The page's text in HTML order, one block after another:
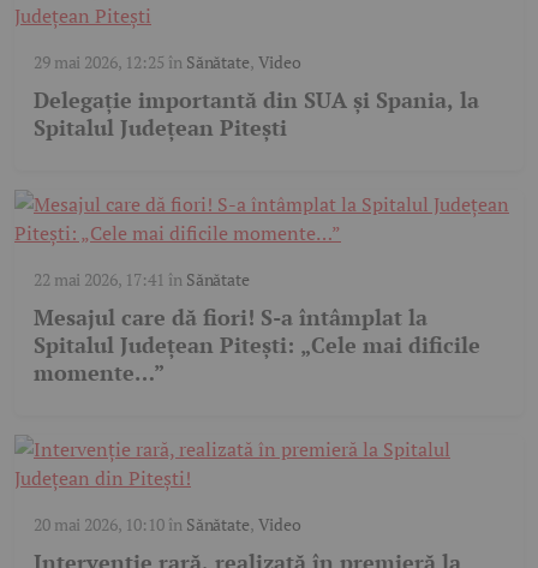
29 mai 2026, 12:25 în Sănătate, Video
Delegație importantă din SUA și Spania, la
Spitalul Județean Pitești
22 mai 2026, 17:41 în Sănătate
Mesajul care dă fiori! S-a întâmplat la
Spitalul Județean Pitești: „Cele mai dificile
momente…”
20 mai 2026, 10:10în Sănătate, Video
Intervenție rară, realizată în premieră la